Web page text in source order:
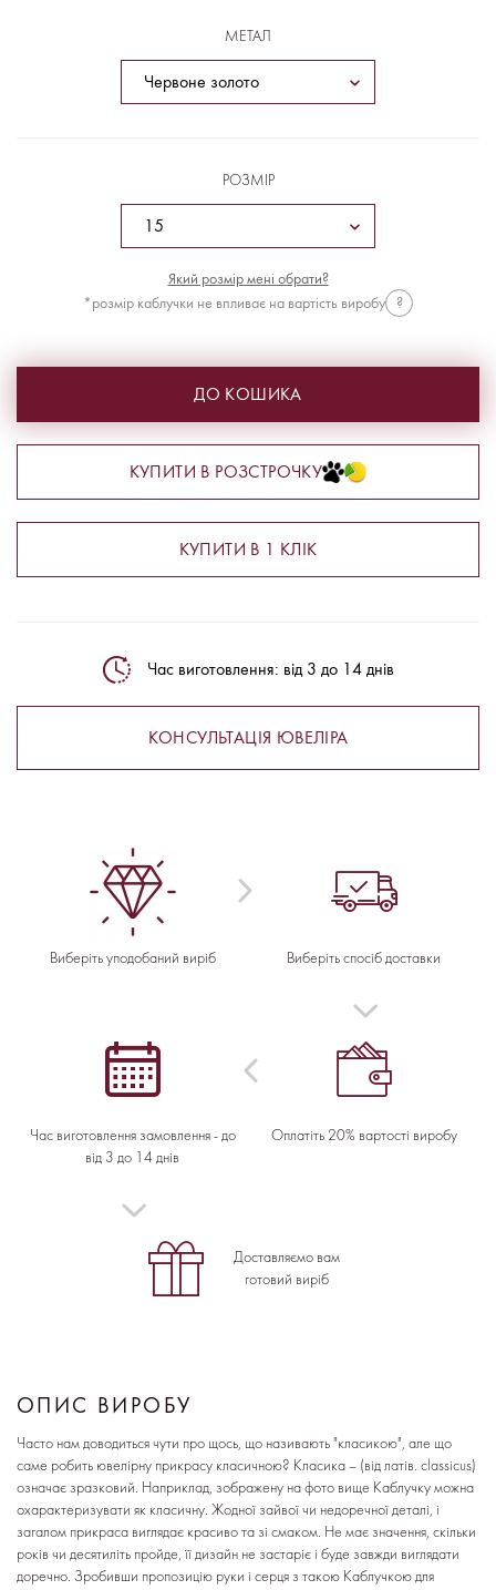
МЕТАЛ
РОЗМІР
Який розмір мені обрати?
*розмір каблучки не впливає на вартість виробу
?
ДО КОШИКА
КУПИТИ В РОЗСТРОЧКУ
КУПИТИ В 1 КЛІК
Час виготовлення: від 3 до 14 днів
КОНСУЛЬТАЦІЯ ЮВЕЛІРА
Виберіть уподобаний виріб Виберіть спосіб доставки
Оплатіть 20% вартості виробу
Час виготовлення замовлення - до
від 3 до 14 днів
Доставляємо вам
готовий виріб
ОПИС ВИРОБУ
Часто нам доводиться чути про щось, що називають "класикою", але що
саме робить ювелірну прикрасу класичною? Класика – (від латів. classicus)
означає зразковий. Наприклад, зображену на фото вище Каблучку можна
охарактеризувати як класичну. Жодної зайвої чи недоречної деталі, і
загалом прикраса виглядає красиво та зі смаком. Не має значення, скільки
років чи десятиліть пройде, її дизайн не застаріє і буде завжди виглядати
доречно. Зробивши пропозицію руки і серця з такою Каблучкою для